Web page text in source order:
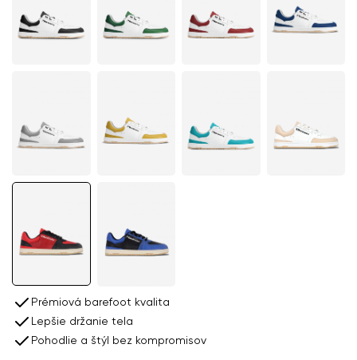
Prémiová barefoot kvalita
Lepšie držanie tela
Pohodlie a štýl bez kompromisov